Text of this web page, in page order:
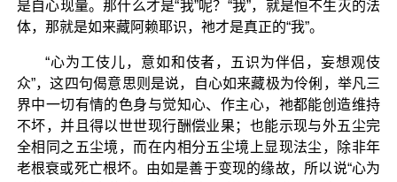
是自心现量。那什么才是“我”呢？“我”，就是恒不生灭的法
体，那就是如来藏阿赖耶识，祂才是真正的“我”。
“心为工伎儿，意如和伎者，五识为伴侣，妄想观伎
众”，这四句偈意思则是说，自心如来藏极为伶俐，举凡三
界中一切有情的色身与觉知心、作主心，祂都能创造维持
不坏，并且得以世世现行酬偿业果；也能示现与外五尘完
全相同之五尘境，而在内相分五尘境上显现法尘，除非年
老根衰或死亡根坏。由如是善于变现的缘故，所以说“心为